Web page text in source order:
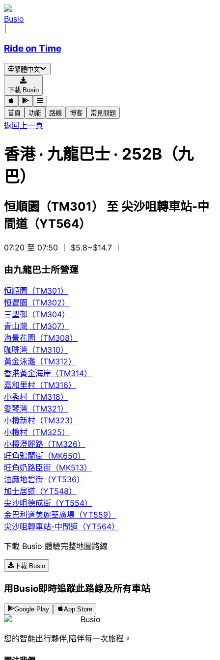
Busio
Ride on Time
繁體中文
下載 Busio
首頁 功能 路線 博客 常見問題
返回上一頁
香港· 九龍巴士 · 252B（九
巴）
恒順園（TM301） 至 尖沙咀轉車站-中
間道（YT564）
07:20 至 07:50 ｜ $5.8~$14.7
由九龍巴士所營運
恒順園（TM301）
恒豐園（TM302）
三聖邨（TM304）
青山灣（TM307）
海景花園（TM308）
咖啡灣（TM310）
黃金泳灘（TM312）
香港黃金海岸（TM314）
嘉和里村（TM316）
小秀村（TM318）
愛琴灣（TM321）
小欖新村（TM323）
小欖村（TM325）
小欖澄麗路（TM326）
旺角鴉蘭街（MK650）
旺角奶路臣街（MK513）
油麻地碧街（YT536）
加士居道（YT548）
尖沙咀德成街（YT554）
金巴利道美麗華廣場（YT559）
尖沙咀轉車站-中間道（YT564）
下載 Busio 體驗完整地圖路線
下載 Busio
用Busio即時追蹤此路線及所有車站
Google Play App Store
Busio
您的智能出行夥伴,陪伴每一次旅程。